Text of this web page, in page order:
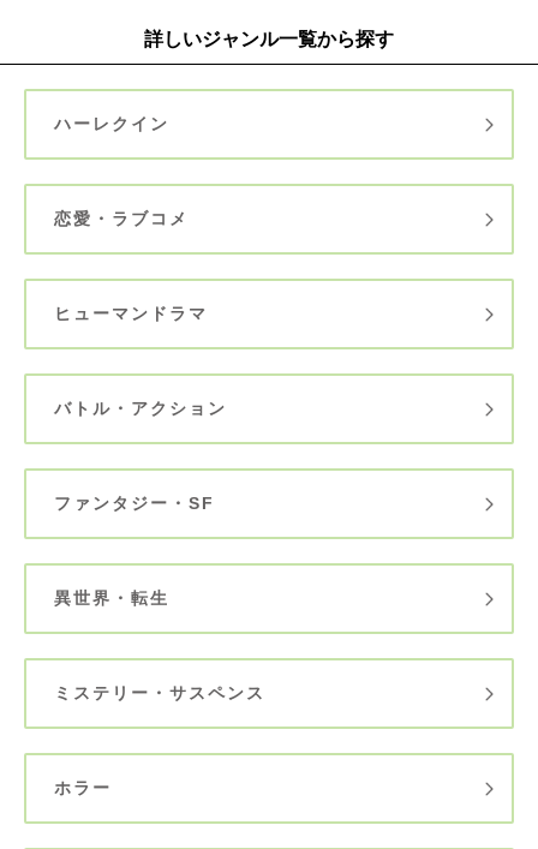
詳しいジャンル一覧から探す
ハーレクイン
恋愛・ラブコメ
ヒューマンドラマ
バトル・アクション
ファンタジー・SF
異世界・転生
ミステリー・サスペンス
ホラー